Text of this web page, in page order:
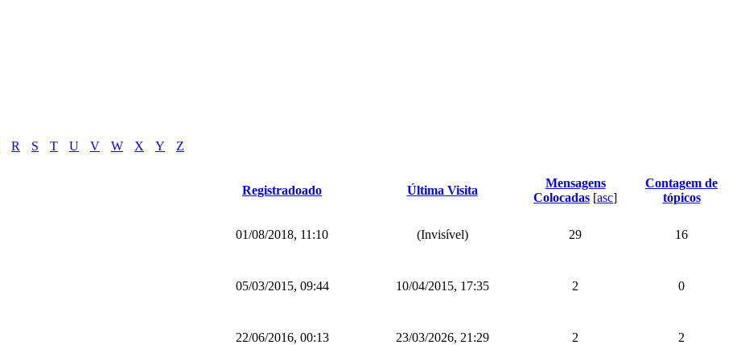
R S T U V W X Y
Z
Registradoado Última Visita
Mensagens
Colocadas [asc]
Contagem de
tópicos
01/08/2018, 11:10 (Invisível) 29 16
05/03/2015, 09:44 10/04/2015, 17:35 2 0
22/06/2016, 00:13 23/03/2026, 21:29 2 2